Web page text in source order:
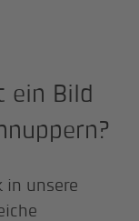
ein Bild
in unsere